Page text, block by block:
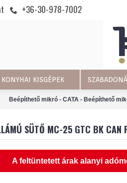
+36-30-978-7002
KONYHAI KISGÉPEK
Beépíthető mikró - CATA - Beépíthető
SÜTŐ MC-25 GTC BK CAN
A feltüntetett árak alanyi